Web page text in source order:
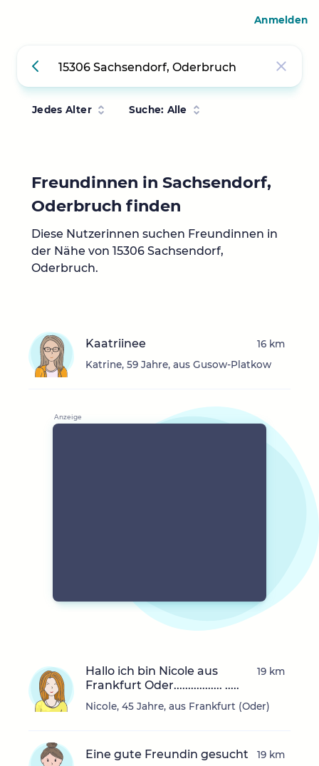
Jedes Alter Suche: Alle
Freundinnen in Sachsendorf,
Oderbruch finden
Diese Nutzerinnen suchen Freundinnen in
der Nähe von 15306 Sachsendorf,
Oderbruch.
Kaatriinee
Katrine, 59 Jahre, aus Gusow-Platkow
16 km
Hallo ich bin Nicole aus
Frankfurt Oder................. .....
Nicole, 45 Jahre, aus Frankfurt (Oder)
19 km
Eine gute Freundin gesucht 19 km
Anmelden